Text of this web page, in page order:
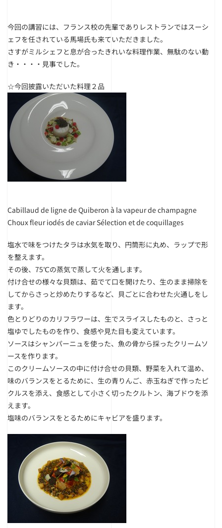
今回の講習には、フランス校の先輩でありレストランではスーシ
ェフを任されている馬場氏も来ていただきました。
さすがミルシェフと息が合ったきれいな料理作業、無駄のない動
き・・・・見事でした。
☆今回披露いただいた料理２品
Cabillaud de ligne de Quiberon à la vapeur de champagne
Choux fleur iodés de caviar Sélection et de coquillages
塩水で味をつけたタラは水気を取り、円筒形に丸め、ラップで形
を整えます。
その後、75℃の蒸気で蒸して火を通します。
付け合せの様々な貝類は、茹でて口を開けたり、生のまま掃除を
してからさっと炒めたりするなど、貝ごとに合わせた火通しをし
ます。
色とりどりのカリフラワーは、生でスライスしたものと、さっと
塩ゆでしたものを作り、食感や見た目も変えています。
ソースはシャンパーニュを使った、魚の骨から採ったクリームソ
ースを作ります。
このクリームソースの中に付け合せの貝類、野菜を入れて温め、
味のバランスをとるために、生の青りんご、赤玉ねぎで作ったピ
クルスを添え、食感として小さく切ったクルトン、海ブドウを添
えます。
塩味のバランスをとるためにキャビアを盛ります。